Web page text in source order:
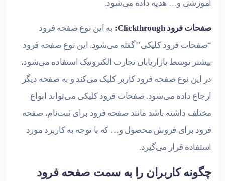
آموزشی و… هدیه داده می‌شود.
صفحات فرود Clickthrough:
به این نوع صفحه فرود
“صفحات فرود کلیکی” گفته می‌شود. این نوع صفحه فرود
بیشتر توسط بازاریابان تجارت الکترونیک استفاده می‌شود،
در این نوع صفحه فرود کاربر کلیک می‌کند و به صفحه دیگر
ارجاع داده می‌شود. صفحات فرود کلیکی می‌تواند انواع
مختلف داشته باشد مانند صفحه فرود برای ثبت‌نام، صفحه
فرود برای فروش محصول و… که با توجه به کاربرد مورد
استفاده قرار می‌گیرد.
چگونه کاربران را به سمت صفحه فرود